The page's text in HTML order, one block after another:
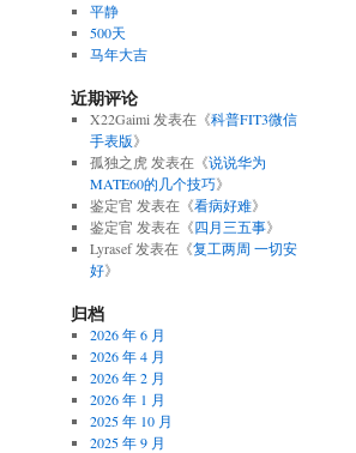
平静
500天
马年大吉
近期评论
X22Gaimi 发表在《科普FIT3微信
手表版》
孤独之虎 发表在《说说华为
MATE60的几个技巧》
鉴定官 发表在《看病好难》
鉴定官 发表在《四月三五事》
Lyrasef发表在《复工两周 一切安
好》
归档
2026 年 6 月
2026 年 4 月
2026 年 2 月
2026 年 1 月
2025 年 10 月
2025 年 9 月